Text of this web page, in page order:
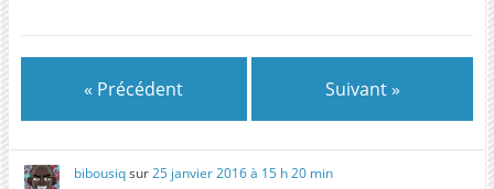
« Précédent Suivant »
bibousiqsur25 janvier 2016 à 15 h 20 min